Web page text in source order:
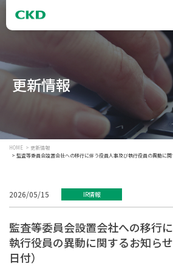
更新情報
HOME
更新情報
監査等委員会設置会社への移行に伴う役員人事及び執行役員の異動に関
2026/05/15 IR情報
監査等委員会設置会社への移行
執行役員の異動に関するお知ら
日付）